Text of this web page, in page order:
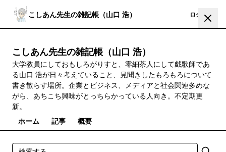
こしあん先生の雑記帳（山口 浩） ログイン
こしあん先生の雑記帳（山口 浩）
大学教員にしておもしろがりすと、零細茶人にして戯歌師であ
る山口 浩が日々考えていること、見聞きしたもろもろについて
書き散らす場所。企業とビジネス、メディアと社会関連多めな
がら、あちこち興味がとっちらかっている人向き。不定期更
新。
ホーム
記事 概要